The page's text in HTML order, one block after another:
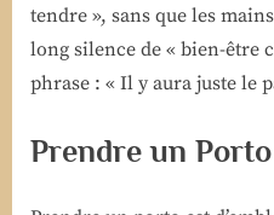
tendre », sans que les
long silence de « bien-être
phrase : « Il y aura juste le
Prendre un Porto